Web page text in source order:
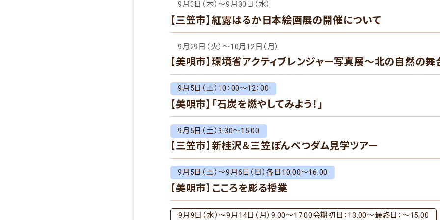
9月3日（木）～9月30日（水）
【三笠市】紅露はるか日本絵画展の開催について
9月29日（火）〜10月12日（月）
【美唄市】環境省アクティブレンジャー写真展～北の自然の
9月5日（土）10：00～12：00
【美唄市】「石炭を燃やしてみよう！」
9月5日（土）9:30～15:00
【三笠市】新桂沢＆三笠ぽんべつダム見学ツアー
9月5日（土）～9月6日（日）各日10:00～16:00
【美唄市】こころを彫る授業
9月9日（水）～9月14日（月）9:00～17:00会期初日：13:00～最終日：～15:00